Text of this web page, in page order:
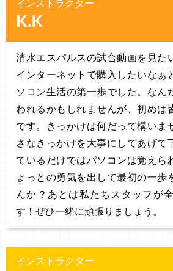
インストラクター
K.K
清水エスパルスの試合動画を見た
インターネットで購入したいなぁ
ソコン生活の第一歩でした。なん
われるかもしれませんが、初めは
です。きっかけは何だって構いま
さなきっかけを大事にしてあげて
ているだけではパソコンは覚えら
ょっとの勇気を出して最初の一歩
んか？あとは私たちスタッフが
す！ぜひ一緒に頑張りましょう。
インストラクター